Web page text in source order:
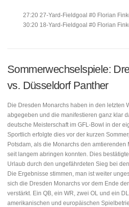
27:20 27-Yard-Fieldgoal #0 Florian
30:20 18-Yard-Fieldgoal #0 Florian
Sommerwechselspiele:
vs. Düsseldorf Panther
Die Dresden Monarchs haben in den letzten
abgegeben und die manifestieren ganz klar
deutsche Meisterschaft im GFL-Bowl in der
Sportlich erfolgte dies vor der kurzen
Potsdam, als die Monarchs den amtierenden
seit langem abringen konnten. Dies
Urlaub durch den ungefährdeten Sieg bei
Die Ergebnisse stimmen, man ist weiter
sich die Dresden Monarchs vor dem Ende
verstärkt. Ein QB, ein WR, zwei OL und ein
amerikanischen und europäischen